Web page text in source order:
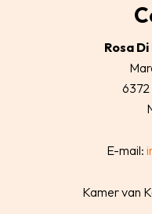
Rosa
E-mail:
Kamer van